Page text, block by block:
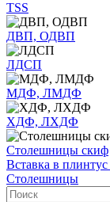
TSS
ДВП, ОДВП
ЛДСП
МДФ, ЛМДФ
ХДФ, ЛХДФ
Столешницы скиф
Вставка в плинтус
Столешницы